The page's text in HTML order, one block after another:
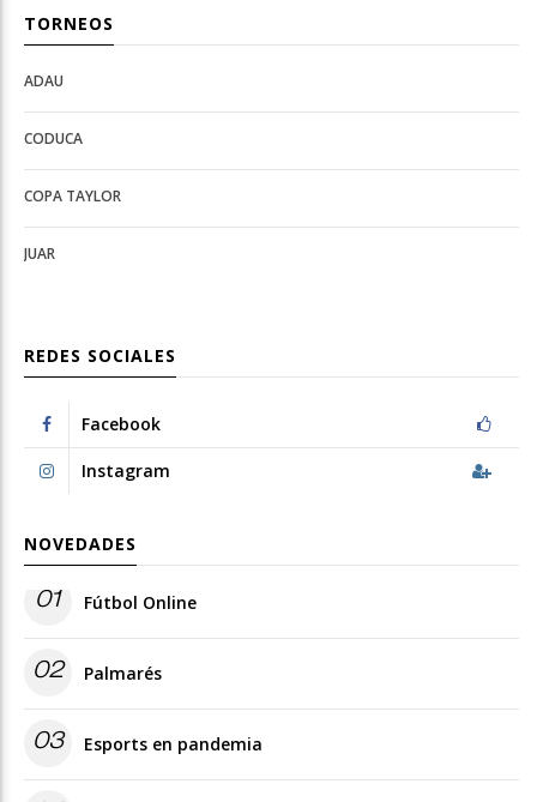
TORNEOS
Open
Deportes
configuration
options
Open
configuration
options
ADAU
CODUCA
COPA TAYLOR
JUAR
REDES SOCIALES
Facebook
Instagram
NOVEDADES
01 Fútbol Online
02 Palmarés
03 Esports en pandemia